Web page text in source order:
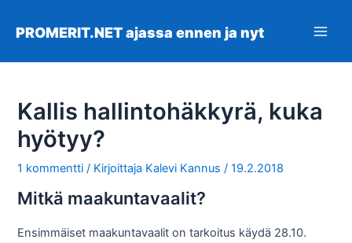
sisältöön
PROMERIT.NET ajassa ennen ja nyt
Kallis hallintohäkkyrä, kuka
hyötyy?
1 kommentti / Kirjoittaja Kalevi Kannus/19.2.2018
Mitkä maakuntavaalit?
Ensimmäiset maakuntavaalit on tarkoitus käydä 28.10.